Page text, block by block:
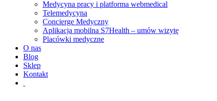
Medycyna pracy i platforma webmedical
Telemedycyna
Concierge Medyczny
Aplikacja mobilna S7Health – umów wizytę
Placówki medyczne
O nas
Blog
Sklep
Kontakt